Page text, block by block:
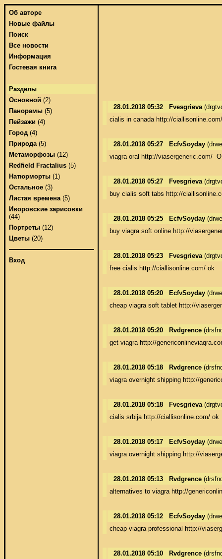
Об авторе
Новые файлы
Поиск
Все новости
Информация
Гостевая книга
Разделы
Основной (2)
Панорамы (5)
Пейзажи (4)
Город (4)
Природа(5)
Метаморфозы (12)
Redfield Fractalius (5)
Натюрморты (1)
Остальное (3)
Листая времена(5)
Иворовские зарисовки
(44)
Портреты (12)
Цветы (20)
Вход
28.01.2018 05:32 Fvesgrieva
cialis in canada http://
28.01.2018 05:27 EcfvSoyday
viagra oral http://viasergeneric.com/
28.01.2018 05:27 Fvesgrieva
buy cialis soft tabs http://
28.01.2018 05:25 EcfvSoyday
buy viagra soft online http://
28.01.2018 05:23 Fvesgrieva
free cialis http://ciallisonline.com/ ok
28.01.2018 05:20 EcfvSoyday
cheap viagra soft tablet http://
28.01.2018 05:20 Rvdgrence
get viagra http://
28.01.2018 05:18 Rvdgrence
viagra overnight shipping http://
28.01.2018 05:18 Fvesgrieva
cialis srbija http://ciallisonline.com/ ok
28.01.2018 05:17 EcfvSoyday
viagra overnight shipping http://
28.01.2018 05:13 Rvdgrence
alternatives to viagra http://
28.01.2018 05:12 EcfvSoyday
cheap viagra professional http://
28.01.2018 05:10 Rvdgrence